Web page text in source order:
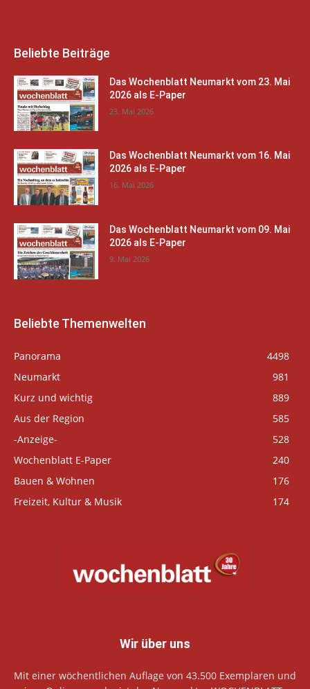
Beliebte Beiträge
Das Wochenblatt Neumarkt vom 23. Mai
2026 als E-Paper
23. Mai 2026
Das Wochenblatt Neumarkt vom 16. Mai
2026 als E-Paper
16. Mai 2026
Das Wochenblatt Neumarkt vom 09. Mai
2026 als E-Paper
9. Mai 2026
Beliebte Themenwelten
Panorama
4498
Neumarkt
981
Kurz und wichtig
889
Aus der Region
585
-Anzeige-
528
Wochenblatt E-Paper
240
Bauen & Wohnen
176
Freizeit, Kultur & Musik
174
Wir über uns
Mit einer wöchentlichen Auflage von 43.500 Exemplaren und